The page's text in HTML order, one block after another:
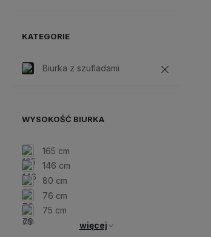
KATEGORIE
Biurka z szufladami
WYSOKOŚĆ BIURKA
165 cm
146 cm
80 cm
76 cm
75 cm
więcej